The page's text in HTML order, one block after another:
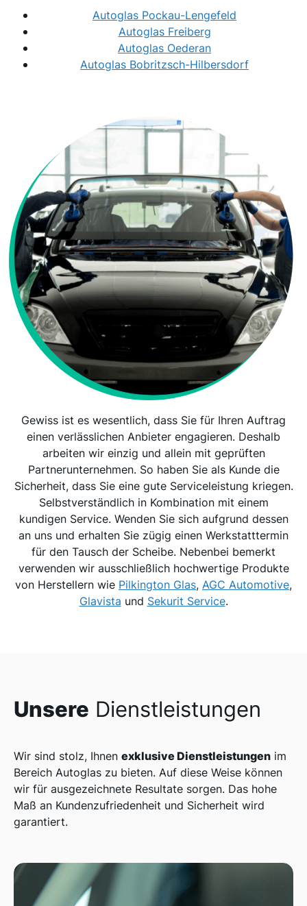
Autoglas Pockau-Lengefeld
Autoglas Freiberg
Autoglas Oederan
Autoglas Bobritzsch-Hilbersdorf
Gewiss ist es wesentlich, dass Sie für Ihren Auftrag
einen verlässlichen Anbieter engagieren. Deshalb
arbeiten wir einzig und allein mit geprüften
Partnerunternehmen. So haben Sie als Kunde die
Sicherheit, dass Sie eine gute Serviceleistung kriegen.
Selbstverständlich in Kombination mit einem
kundigen Service. Wenden Sie sich aufgrund dessen
an uns und erhalten Sie zügig einen Werkstatttermin
für den Tausch der Scheibe. Nebenbei bemerkt
verwenden wir ausschließlich hochwertige Produkte
von Herstellern wie Pilkington Glas, AGC Automotive,
Glavista und Sekurit Service.
Unsere Dienstleistungen
Wir sind stolz, Ihnen exklusive Dienstleistungen im
Bereich Autoglas zu bieten. Auf diese Weise können
wir für ausgezeichnete Resultate sorgen. Das hohe
Maß an Kundenzufriedenheit und Sicherheit wird
garantiert.